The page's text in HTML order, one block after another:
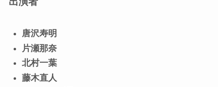
唐沢寿明
片瀬那奈
北村一葉
藤木直人